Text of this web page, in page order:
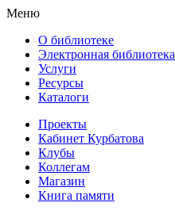
Меню
О библиотеке
Электронная библиотека
Услуги
Ресурсы
Каталоги
Проекты
Кабинет Курбатова
Клубы
Коллегам
Магазин
Книга памяти